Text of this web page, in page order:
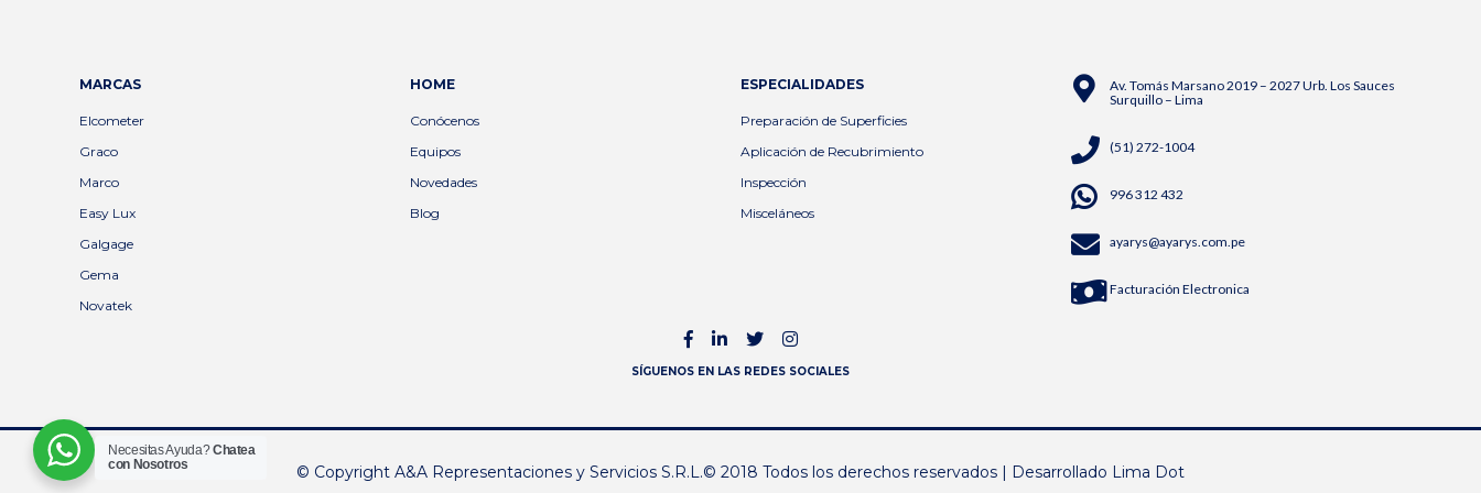
MARCAS
Elcometer
Graco
Marco
Easy Lux
Galgage
Gema
Novatek
HOME
Conócenos
Equipos
Novedades
Blog
ESPECIALIDADES
Preparación de Superficies
Aplicación de Recubrimiento
Inspección
Misceláneos
Av. Tomás Marsano 2019 – 2027 Urb. Los Sauces
Surquillo – Lima
(51) 272-1004
996 312 432
ayarys@ayarys.com.pe
Facturación Electronica
SÍGUENOS EN LAS REDES SOCIALES
© Copyright A&A Representaciones y Servicios S.R.L.© 2018 Todos los derechos reservados | Desarrollado Lima Dot
Necesitas Ayuda?Chatea
con Nosotros